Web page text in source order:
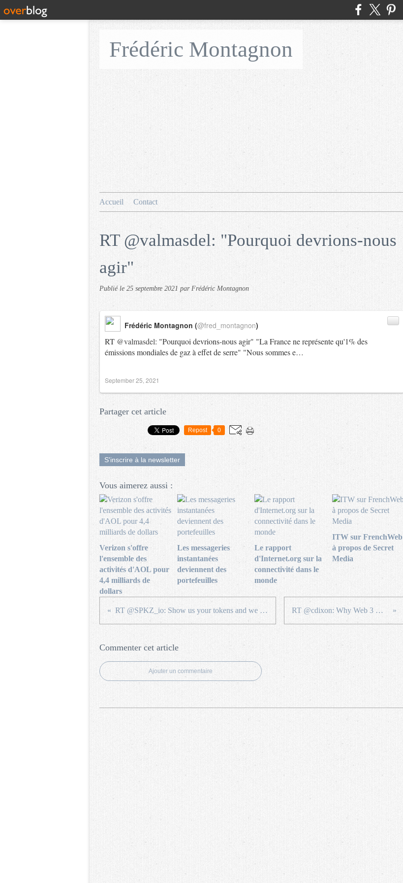
Frédéric Montagnon
Accueil Contact
RT @valmasdel: "Pourquoi devrions-nous
agir"
Publié le 25 septembre 2021 par Frédéric Montagnon
RT @valmasdel: "Pourquoi devrions-nous agir" "La France ne représente qu'1% des
émissions mondiales de gaz à effet de serre" "Nous sommes e…
Frédéric Montagnon (@fred_montagnon)
September 25, 2021
Partager cet article
Repost 0
S'inscrire à la newsletter
Vous aimerez aussi :
Verizon s'offre
l'ensemble des
activités d'AOL pour
4,4 milliards de
dollars
Les messageries
instantanées
deviennent des
portefeuilles
Le rapport
d'Internet.org sur la
connectivité dans le
monde
ITW sur FrenchWeb
à propos de Secret
Media
RT @SPKZ_io: Show us your tokens and we might just... RT @cdixon: Why Web 3 matters 🧵
Commenter cet article
Ajouter un commentaire